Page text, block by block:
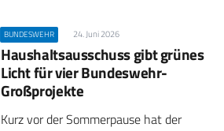
BUNDESWEHR 24. Juni 2026
Haushaltsausschuss gibt grünes
Licht für vier Bundeswehr-
Großprojekte
Kurz vor der Sommerpause hat der